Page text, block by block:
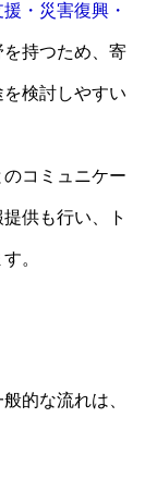
・災害復興・
持つため、寄
検討しやすい
コミュニケー
供も行い、ト
。
的な流れは、